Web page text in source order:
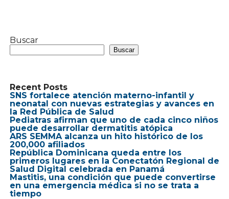
Buscar
Buscar
Recent Posts
SNS fortalece atención materno-infantil y
neonatal con nuevas estrategias y avances en
la Red Pública de Salud
Pediatras afirman que uno de cada cinco niños
puede desarrollar dermatitis atópica
ARS SEMMA alcanza un hito histórico de los
200,000 afiliados
República Dominicana queda entre los
primeros lugares en la Conectatón Regional de
Salud Digital celebrada en Panamá
Mastitis, una condición que puede convertirse
en una emergencia médica si no se trata a
tiempo